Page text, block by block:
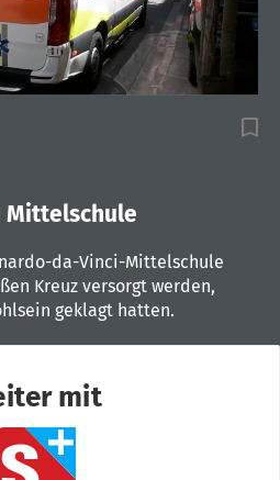
Mittelschule
da-Vinci-Mittelschule
Kreuz versorgt werden,
geklagt hatten.